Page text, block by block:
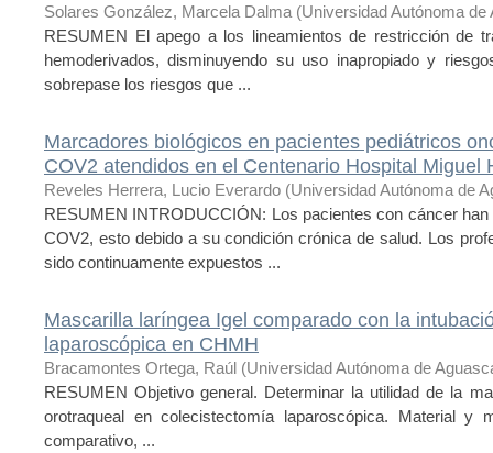
Solares González, Marcela Dalma (Universidad Autónoma de
RESUMEN El apego a los lineamientos de restricción de
hemoderivados, disminuyendo su uso inapropiado y
sobrepase los riesgos que ...
Marcadores biológicos en pacientes pediátricos
COV2 atendidos en el Centenario Hospital Miguel
Reveles Herrera, Lucio Everardo (Universidad Autónoma de
RESUMEN INTRODUCCIÓN: Los pacientes con cáncer
COV2, esto debido a su condición crónica de salud. Los
sido continuamente expuestos ...
Mascarilla laríngea Igel comparado con la
laparoscópica en CHMH
Bracamontes Ortega, Raúl (Universidad Autónoma de
RESUMEN Objetivo general. Determinar la utilidad de la
orotraqueal en colecistectomía laparoscópica. Material y
comparativo, ...